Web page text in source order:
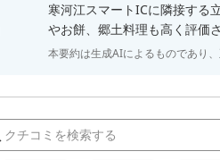
寒河江スマートICに隣接する
やお餅、郷土料理も高く評価
本要約は生成AIによるものであり